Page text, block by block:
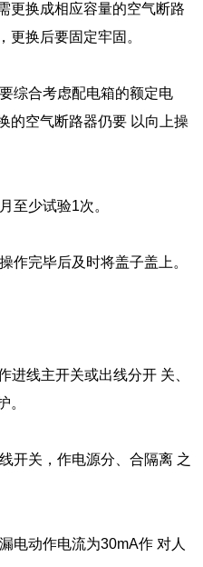
更换成相应容量的空气断路
更换后要固定牢固。
合考虑配电箱的额定电
的空气断路器仍要 以向上操
少试验1次。
完毕后及时将盖子盖上。
线主开关或出线分开 关、
。
关，作电源分、合隔离 之
动作电流为30mA作 对人